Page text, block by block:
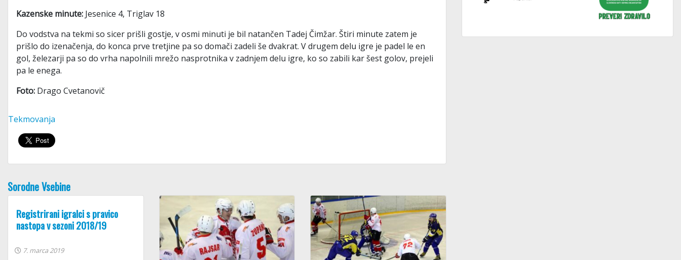
Kazenske minute: Jesenice 4, Triglav 18
Do vodstva na tekmi so sicer prišli gostje, v osmi minuti je bil natančen Tadej Čimžar. Štiri minute zatem je
prišlo do izenačenja, do konca prve tretjine pa so domači zadeli še dvakrat. V drugem delu igre je padel le en
gol, železarji pa so do vrha napolnili mrežo nasprotnika v zadnjem delu igre, ko so zabili kar šest golov, prejeli
pa le enega.
Foto: Drago Cvetanovič
Tekmovanja
Sorodne Vsebine
Registrirani igralci s pravico
nastopa v sezoni 2018/19
7. marca 2019